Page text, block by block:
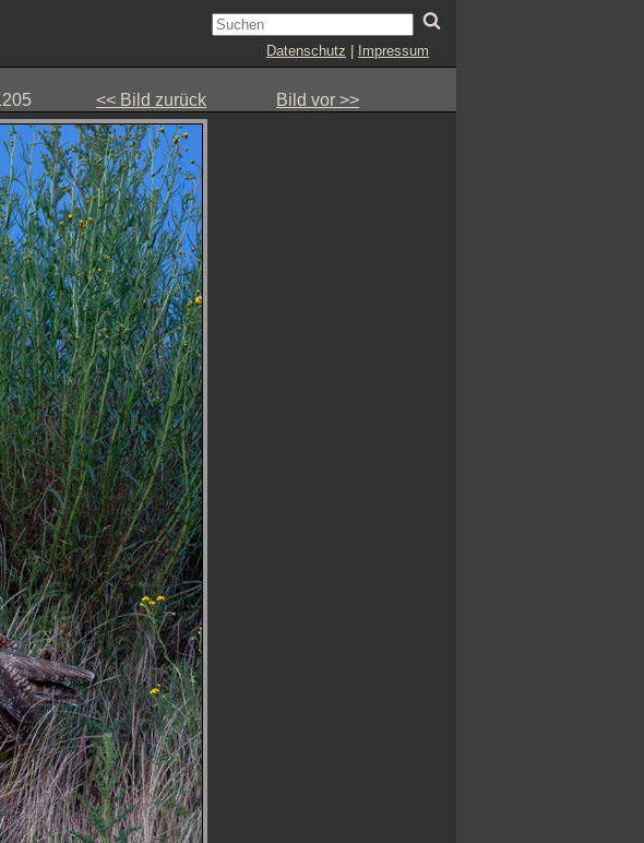
Datenschutz Impressum
<< Bild zurück Bild vor >>